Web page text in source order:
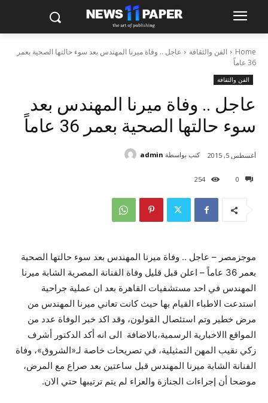
Home الفن والثقافة
عاجل .. وفاة ميرنا المهندس بعد سوء حالتها الصحية بعمر
36 عاماً
الفن والثقافة
عاجل .. وفاة ميرنا المهندس بعد
سوء حالتها الصحية بعمر 36 عاماً
0
254
أغسطس 5, 2015 كتب بواسطة admin
موجزمصر – عاجل .. وفاة ميرنا المهندس بعد سوء حالتها الصحية
بعمر 36 عاماً – اعلن قبل قليل وفاة الفنانة المصرية الشابة ميرنا
المهندس في احد مستشفيات القاهرة بعد ان عملية جراحية
استدعت الاطباء القيام بها حيث كانت تعاني ميرنا المهندس من
مرض خطير وتم استئصال القولون، وقد اكد خبر الوفاة عدد من
المواقع االاخبارية الرسمية،بالاضافة الى انه أكد الدكتور أشرف
زكي نقيب المهن التمثيلية، في تصريحات خاصة لـ«الشروق»، وفاة
الفنانة الشابة ميرنا المهندس قبل ساعتين بعد صراع مع المرض،
موضحا أن إجراءات الجنازة والعزاء لم يتم ترتيبها حتي الان.